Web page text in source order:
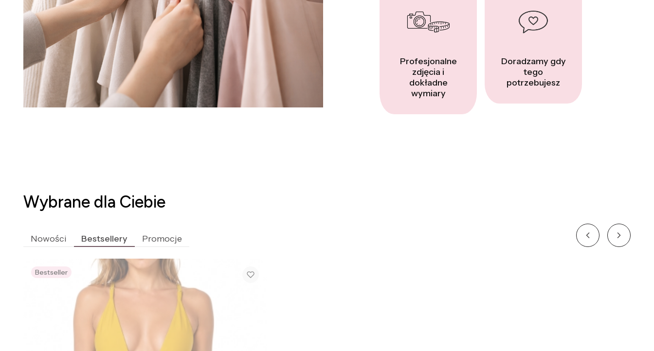
Profesjonalne
zdjęcia i
dokładne
wymiary
Doradzamy gdy
tego
potrzebujesz
Wybrane dla Ciebie
Nowości Bestsellery Promocje
Bestseller